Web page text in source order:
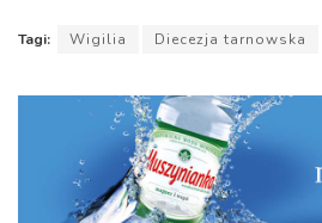
Tagi: Wigilia Diecezja tarnowska